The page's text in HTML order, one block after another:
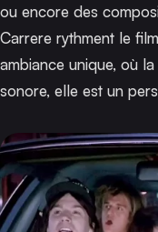
ou encore des
Carrere rythment le
ambiance unique, où
sonore, elle est un